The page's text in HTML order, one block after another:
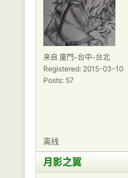
来自 廈門-台中-台北
Registered: 2015-03-10
Posts: 57
离线
月影之翼